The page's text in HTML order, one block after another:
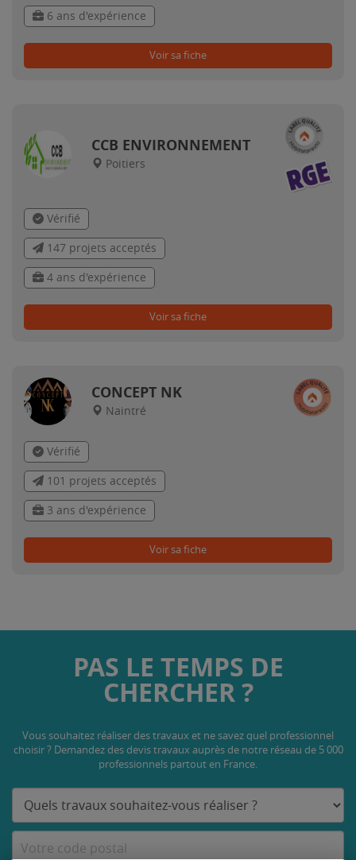
6 ans d'expérience
Voir sa fiche
CCB ENVIRONNEMENT
Poitiers
Vérifié
147 projets acceptés
4 ans d'expérience
Voir sa fiche
CONCEPT NK
Naintré
Vérifié
101 projets acceptés
3 ans d'expérience
Voir sa fiche
PAS LE TEMPS DE
CHERCHER ?
Vous souhaitez réaliser des travaux et ne savez quel professionnel
choisir ? Demandez des devis travaux auprès de notre réseau de 5 000
professionnels partout en France.